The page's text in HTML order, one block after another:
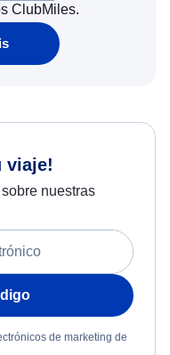
ClubMiles.
viaje!
nuestras
de marketing de